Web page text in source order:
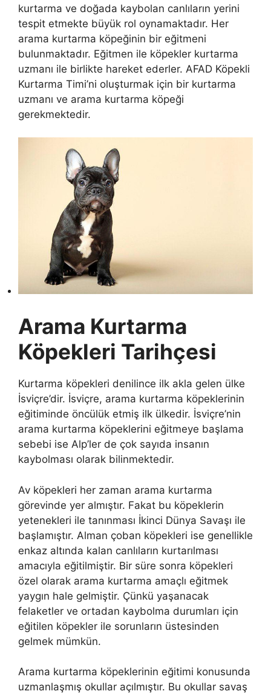
kurtarma ve doğada kaybolan canlıların yerini
tespit etmekte büyük rol oynamaktadır. Her
arama kurtarma köpeğinin bir eğitmeni
bulunmaktadır. Eğitmen ile köpekler kurtarma
uzmanı ile birlikte hareket ederler. AFAD Köpekli
Kurtarma Timi’ni oluşturmak için bir kurtarma
uzmanı ve arama kurtarma köpeği
gerekmektedir.
Arama Kurtarma
Köpekleri Tarihçesi
Kurtarma köpekleri denilince ilk akla gelen ülke
İsviçre’dir. İsviçre, arama kurtarma köpeklerinin
eğitiminde öncülük etmiş ilk ülkedir. İsviçre’nin
arama kurtarma köpeklerini eğitmeye başlama
sebebi ise Alp’ler de çok sayıda insanın
kaybolması olarak bilinmektedir.
Av köpekleri her zaman arama kurtarma
görevinde yer almıştır. Fakat bu köpeklerin
yetenekleri ile tanınması İkinci Dünya Savaşı ile
başlamıştır. Alman çoban köpekleri ise genellikle
enkaz altında kalan canlıların kurtarılması
amacıyla eğitilmiştir. Bir süre sonra köpekleri
özel olarak arama kurtarma amaçlı eğitmek
yaygın hale gelmiştir. Çünkü yaşanacak
felaketler ve ortadan kaybolma durumları için
eğitilen köpekler ile sorunların üstesinden
gelmek mümkün.
Arama kurtarma köpeklerinin eğitimi konusunda
uzmanlaşmış okullar açılmıştır. Bu okullar savaş